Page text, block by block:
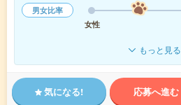
男女比率
女性
もっと見る
気になる! 応募へ進む